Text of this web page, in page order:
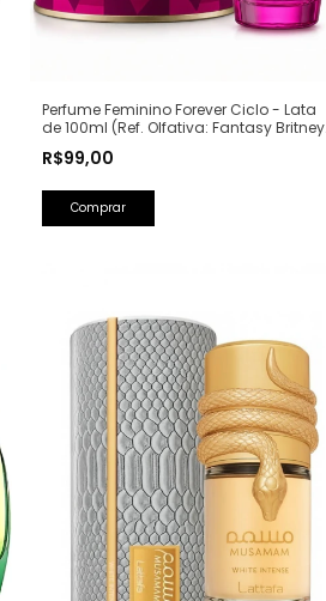
Perfume Feminino Forever Ciclo - Lata
de 100ml (Ref. Olfativa: Fantasy Britney
R$99,00